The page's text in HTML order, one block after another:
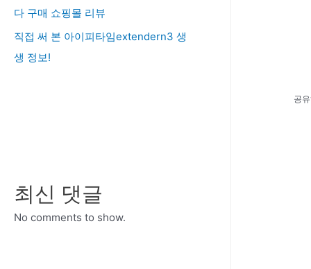
다 구매 쇼핑몰 리뷰
직접 써 본 아이피타임extendern3 생
생 정보!
최신 댓글
No comments to show.
공